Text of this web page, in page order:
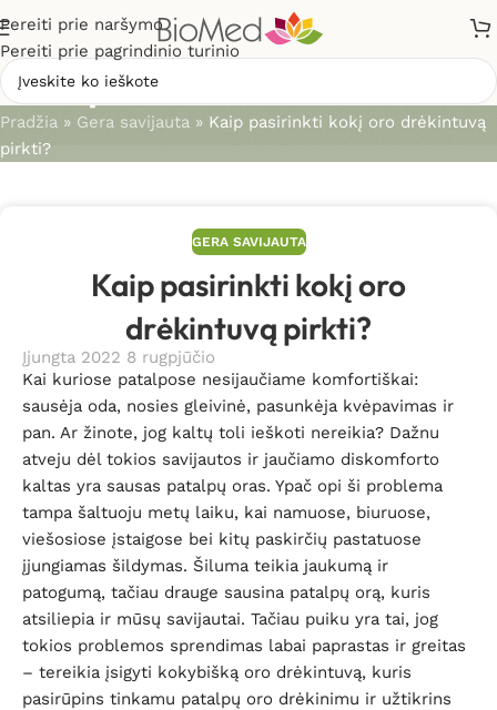
Pereiti prie naršymo
Pereiti prie pagrindinio turinio
Straipsniai
Pradžia » Gera savijauta » Kaip pasirinkti kokį oro drėkintuvą
pirkti?
GERA SAVIJAUTA
Kaip pasirinkti kokį oro
drėkintuvą pirkti?
Įjungta 2022 8 rugpjūčio
Kai kuriose patalpose nesijaučiame komfortiškai:
sausėja oda, nosies gleivinė, pasunkėja kvėpavimas ir
pan. Ar žinote, jog kaltų toli ieškoti nereikia? Dažnu
atveju dėl tokios savijautos ir jaučiamo diskomforto
kaltas yra sausas patalpų oras. Ypač opi ši problema
tampa šaltuoju metų laiku, kai namuose, biuruose,
viešosiose įstaigose bei kitų paskirčių pastatuose
įjungiamas šildymas. Šiluma teikia jaukumą ir
patogumą, tačiau drauge sausina patalpų orą, kuris
atsiliepia ir mūsų savijautai. Tačiau puiku yra tai, jog
tokios problemos sprendimas labai paprastas ir greitas
– tereikia įsigyti kokybišką oro drėkintuvą, kuris
pasirūpins tinkamu patalpų oro drėkinimu ir užtikrins